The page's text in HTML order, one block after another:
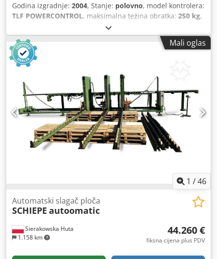
Godina izgradnje: 2004, Stanje: polovno, model kontrolera:
TLF POWERCONTROL, maksimalna težina obratka: 250 kg,
, širina ploče:
mašine/vozila:0-286-05-6067,
Mali oglas
1 /46
Sierakowska Huta
1.158 km
Automatski slagač ploča
SCHIEPE autoomatic
44.260 €
fiksna cijena plus PDV